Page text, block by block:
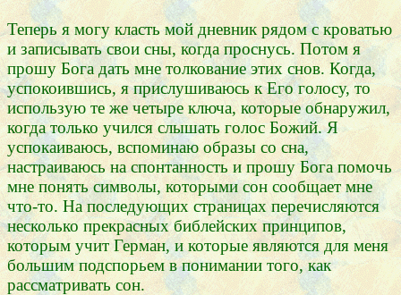
Теперь я могу класть мой дневник рядом с кроватью
и записывать свои сны, когда проснусь. Потом я
прошу Бога дать мне толкование этих снов. Когда,
успокоившись, я прислушиваюсь к Его голосу, то
использую те же четыре ключа, которые обнаружил,
когда только учился слышать голос Божий. Я
успокаиваюсь, вспоминаю образы со сна,
настраиваюсь на спонтанность и прошу Бога помочь
мне понять символы, которыми сон сообщает мне
что-то. На последующих страницах перечисляются
несколько прекрасных библейских принципов,
которым учит Герман, и которые являются для меня
большим подспорьем в понимании того, как
рассматривать сон.